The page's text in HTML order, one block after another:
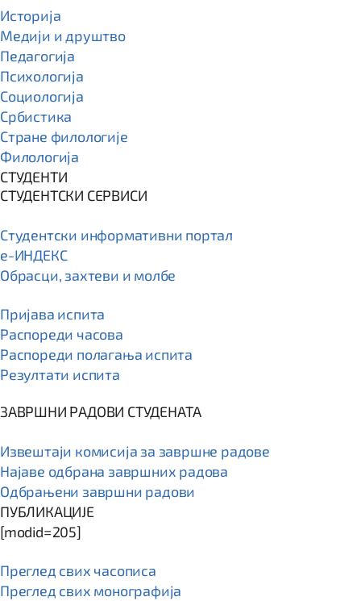
Историја
Медији и друштво
Педагогија
Психологија
Социологија
Србистика
Стране филологије
Филологија
СТУДЕНТИ
СТУДЕНТСКИ СЕРВИСИ
Студентски информативни портал
e-ИНДЕКС
Обрасци, захтеви и молбе
Пријава испита
Распореди часова
Распореди полагања испита
Резултати испита
ЗАВРШНИ РАДОВИ СТУДЕНАТА
Извештаји комисија за завршне радове
Најаве одбрана завршних радова
Одбрањени завршни радови
ПУБЛИКАЦИЈЕ
[modid=205]
Преглед свих часописа
Преглед свих монографија